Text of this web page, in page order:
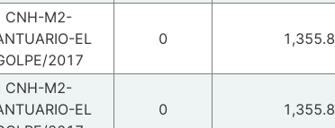
CNH-M2-
EL
2017
0 1,355.8
CNH-M2-
EL
0 1,355.8